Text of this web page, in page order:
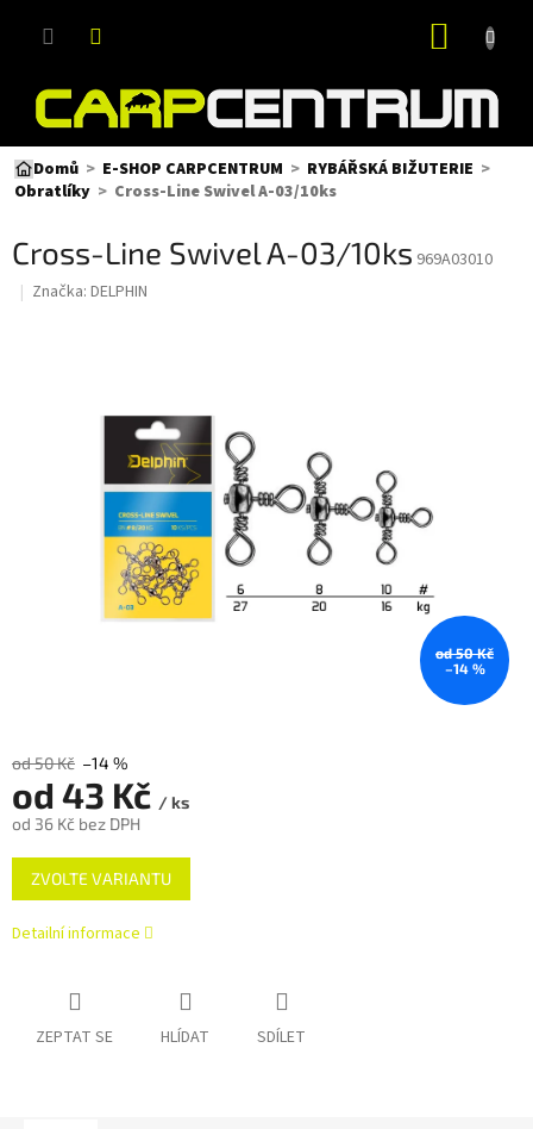
Domů E-SHOP CARPCENTRUM
RYBÁŘSKÁ BIŽUTERIE
Obratlíky
Cross-Line Swivel A-03/10ks
Cross-Line Swivel A-03/10ks 969A03010
Značka: DELPHIN
od 50 Kč
–14 %
od 50 Kč –14 %
od 43 Kč / ks
od 36 Kč bez DPH
Měrná
cena:
ZVOLTE VARIANTU
Detailní informace
ZEPTAT SE HLÍDAT SDÍLET